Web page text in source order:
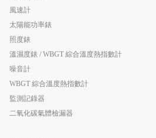
風速計
太陽能功率錶
照度錶
溫濕度錶 / WBGT 綜合溫度熱指數計
噪音計
WBGT 綜合溫度熱指數計
監測記錄器
二氧化碳氣體檢漏器